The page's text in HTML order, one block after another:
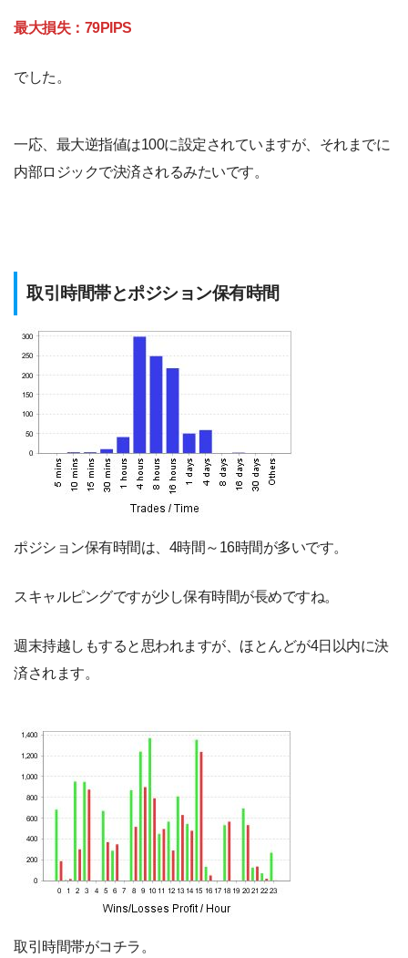
最大損失：79PIPS
でした。
一応、最大逆指値は100に設定されていますが、それまでに
内部ロジックで決済されるみたいです。
取引時間帯とポジション保有時間
ポジション保有時間は、4時間～16時間が多いです。
スキャルピングですが少し保有時間が長めですね。
週末持越しもすると思われますが、ほとんどが4日以内に決
済されます。
取引時間帯がコチラ。